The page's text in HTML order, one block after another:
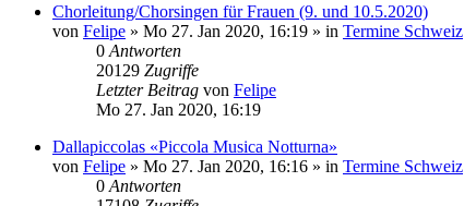
Chorleitung/Chorsingen für Frauen (9. und 10.5.2020)
von Felipe » Mo 27. Jan 2020, 16:19 » in Termine Schweiz
0 Antworten
20129 Zugriffe
Letzter Beitrag von Felipe
Mo 27. Jan 2020, 16:19
Dallapiccolas «Piccola Musica Notturna»
von Felipe » Mo 27. Jan 2020, 16:16 » in Termine Schweiz
0 Antworten